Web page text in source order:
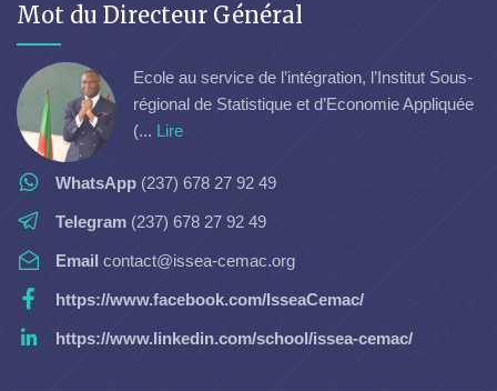
Mot du Directeur Général
Ecole au service de l’intégration, l’Institut Sous-
régional de Statistique et d’Economie Appliquée
(... Lire
WhatsApp (237) 678 27 92 49
Telegram (237) 678 27 92 49
Email contact@issea-cemac.org
https://www.facebook.com/IsseaCemac/
https://www.linkedin.com/school/issea-cemac/